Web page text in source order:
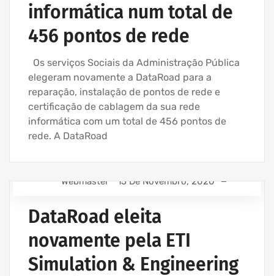
informática num total de
456 pontos de rede
Os serviços Sociais da Administração Pública
elegeram novamente a DataRoad para a
reparação, instalação de pontos de rede e
certificação de cablagem da sua rede
informática com um total de 456 pontos de
rede. A DataRoad
PARA EMPRESAS
INSTALAÇÃO CABLAGEM DE REDE
IT UNLIMITED - SERVIÇOS INFORMÁTICA
REDE ESTRUTURADA INFORMÁTICA
Webmaster 15 De Novembro, 2020
DataRoad eleita
novamente pela ETI
Simulation & Engineering